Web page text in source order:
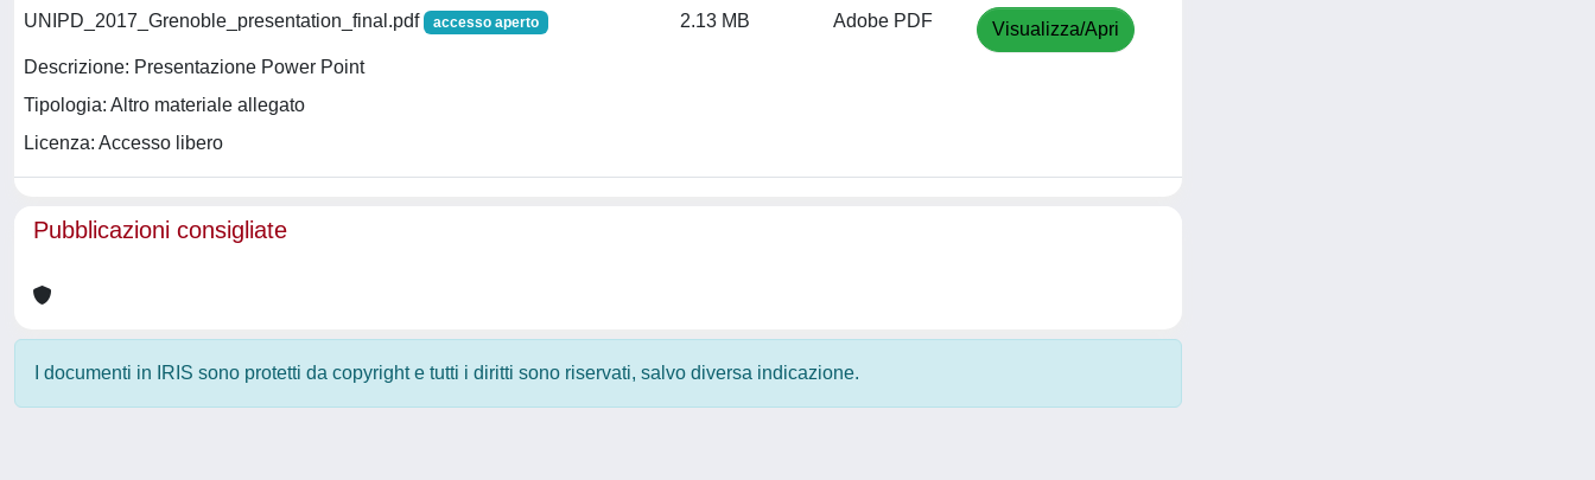
UNIPD_2017_Grenoble_presentation_final.pdf accesso aperto
Descrizione: Presentazione Power Point
Tipologia: Altro materiale allegato
Licenza: Accesso libero
2.13 MB Adobe PDF Visualizza/Apri
Pubblicazioni consigliate
I documenti in IRIS sono protetti da copyright e tutti i diritti sono riservati, salvo diversa indicazione.